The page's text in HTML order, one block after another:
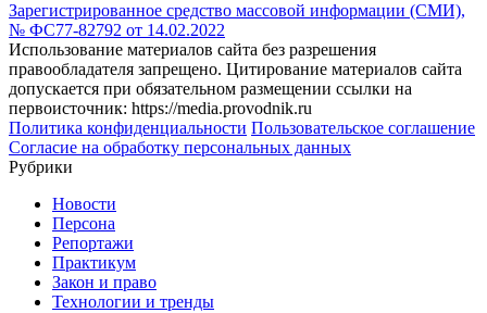
Зарегистрированное средство массовой информации (СМИ),
№ ФС77-82792 от 14.02.2022
Использование материалов сайта без разрешения
правообладателя запрещено. Цитирование материалов сайта
допускается при обязательном размещении ссылки на
первоисточник: https://media.provodnik.ru
Политика конфиденциальности Пользовательское соглашение
Согласие на обработку персональных данных
Рубрики
Новости
Персона
Репортажи
Практикум
Закон и право
Технологии и тренды